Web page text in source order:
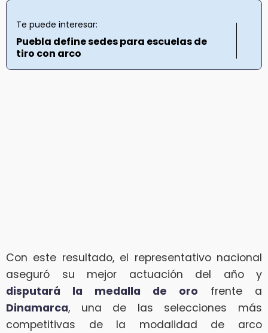
Te puede interesar:
Puebla define sedes para escuelas de
tiro con arco
Con este resultado, el representativo nacional
aseguró su mejor actuación del año y
disputará la medalla de oro frente a
Dinamarca, una de las selecciones más
competitivas de la modalidad de arco